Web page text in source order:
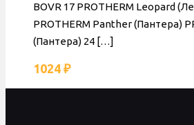
BOVR 17 PROTHERM Leopard
PROTHERM Panther (Пантера)
(Пантера) 24 […]
1024 ₽